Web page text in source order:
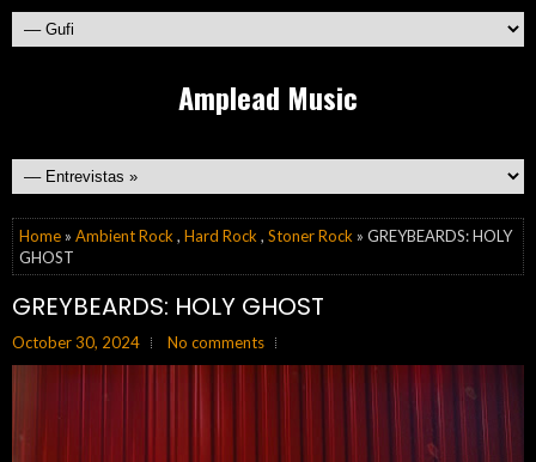
Amplead Music
Home » Ambient Rock , Hard Rock , Stoner Rock » GREYBEARDS: HOLY
GHOST
GREYBEARDS: HOLY GHOST
October 30, 2024 No comments